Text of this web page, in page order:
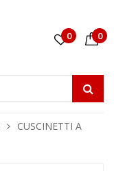
0 0
CUSCINETTI A